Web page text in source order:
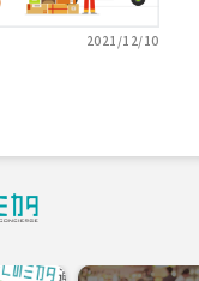
2021/12/10